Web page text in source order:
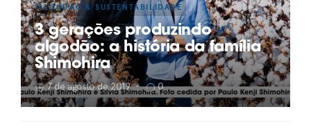
ALGODÃO & SUSTENTABILIDADE
3 gerações produzindo
algodão: a história da família
Shimohira
7 de agosto de 2019 • 0